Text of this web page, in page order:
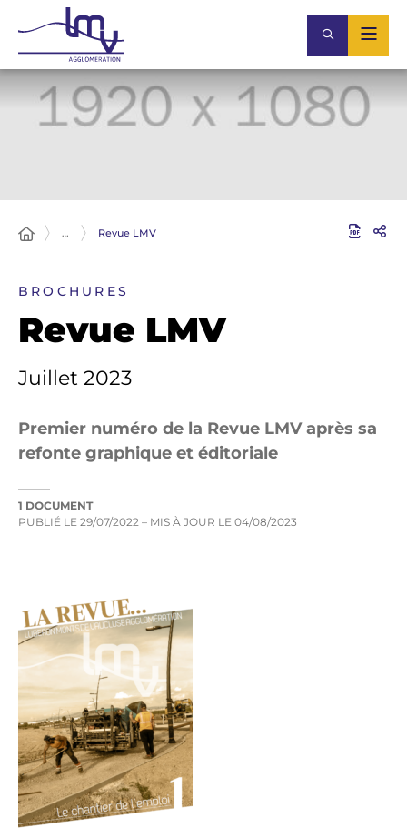
… Revue LMV
BROCHURES
Revue LMV
Juillet 2023
Premier numéro de la Revue LMV après sa
refonte graphique et éditoriale
1 DOCUMENT
PUBLIÉ LE 29/07/2022 – MIS À JOUR LE 04/08/2023